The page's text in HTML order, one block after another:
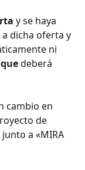
y se haya
dicha oferta y
ni
deberá
cambio en
de
a «MIRA